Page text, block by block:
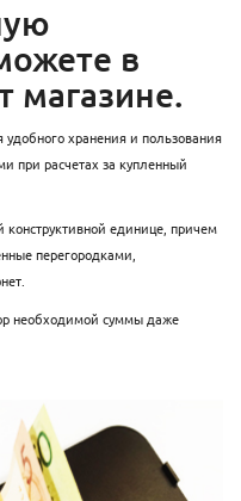
в
магазине.
хранения и пользования
при расчетах за купленный
единице, причем
перегородками,
необходимой суммы даже